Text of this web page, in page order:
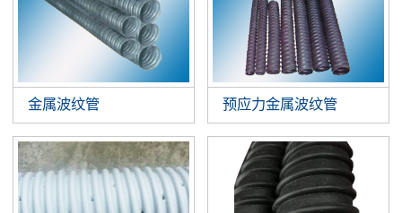
金属波纹管 预应力金属波纹管